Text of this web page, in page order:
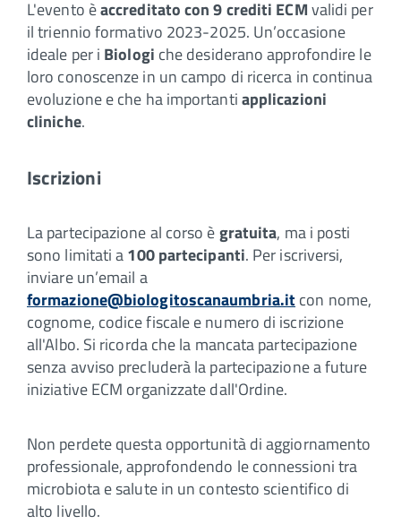
L'evento èaccreditato con 9 crediti ECMvalidi per
il triennio formativo 2023-2025. Un’occasione
ideale per i Biologi che desiderano approfondire le
loro conoscenze in un campo di ricerca in continua
evoluzione e che ha importantiapplicazioni
cliniche.
Iscrizioni
La partecipazione al corso ègratuita, ma i posti
sono limitati a100 partecipanti. Per iscriversi,
inviare un’email a
formazione@biologitoscanaumbria.itcon nome,
cognome, codice fiscale e numero di iscrizione
all'Albo. Si ricorda che la mancata partecipazione
senza avviso precluderà la partecipazione a future
iniziative ECM organizzate dall'Ordine.
Non perdete questa opportunità di aggiornamento
professionale, approfondendo le connessioni tra
microbiota e salute in un contesto scientifico di
alto livello.